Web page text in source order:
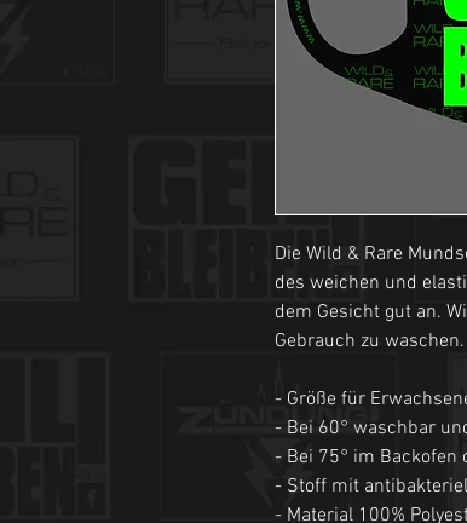
Die Wild & Rare
des weichen und
dem Gesicht gut an.
Gebrauch zu waschen.
- Größe für
- Bei 60° waschbar
- Bei 75° im Backofen
- Stoff mit
- Material 100%